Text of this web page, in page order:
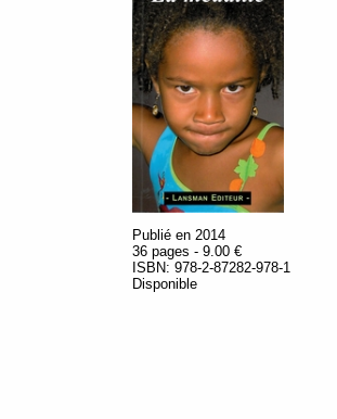
Publié en 2014
36 pages - 9.00 €
ISBN: 978-2-87282-978-1
Disponible